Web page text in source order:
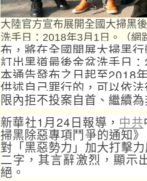
大陸官方宣布展開全國大掃黑
洗手日：2018年3月1日。（網
布，將在全國開展大掃黑
訂出黑道最後金盆洗手日
本通告發布之日起至2018
供述自己罪行的，可以依
限內拒不投案自首、繼續
新華社1月24日報導， 中共
掃黑除惡專項鬥爭的通知
對「黑惡勢力」加大打擊
二字，其言辭激烈，顯示
絕。